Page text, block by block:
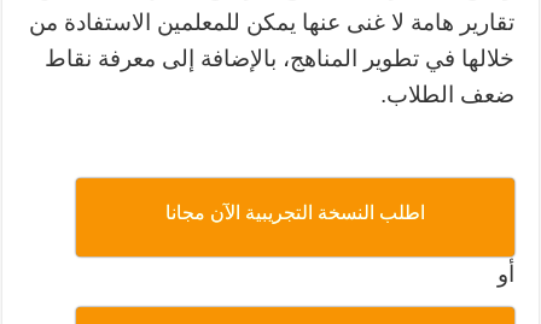
تقارير هامة لا غنى عنها يمكن للمعلمين الاستفادة من
خلالها في تطوير المناهج، بالإضافة إلى معرفة نقاط
ضعف الطلاب.
اطلب النسخة التجريبية الآن مجانا
أو